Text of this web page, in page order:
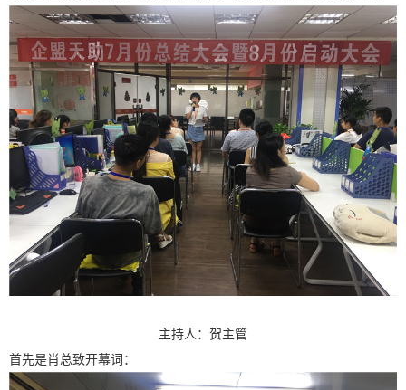
主持人：贺主管
首先是肖总致开幕词：